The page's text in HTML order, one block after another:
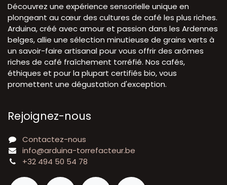
Découvrez une expérience sensorielle unique en
plongeant au cœur des cultures de café les plus riches.
Arduina, créé avec amour et passion dans les Ardennes
belges, allie une sélection minutieuse de grains verts à
un savoir-faire artisanal pour vous offrir des arômes
riches de café fraîchement torréfié. Nos cafés,
éthiques et pour la plupart certifiés bio, vous
promettent une dégustation d'exception.
Rejoignez-nous
Contactez-nous
info@arduina-torrefacteur.be
+32 494 50 54 78